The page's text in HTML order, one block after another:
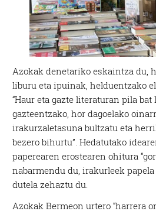
Azokak denetariko eskaintza du,
liburu eta ipuinak, helduentzako
“Haur eta gazte literaturan pila
gazteentzako, hor dagoelako
irakurzaletasuna bultzatu eta
bezero bihurtu”. Hedatutako
paperearen erostearen ohitura
nabarmendu du, irakurleek papela
dutela zehaztu du.
Azokak Bermeon urtero “harrera